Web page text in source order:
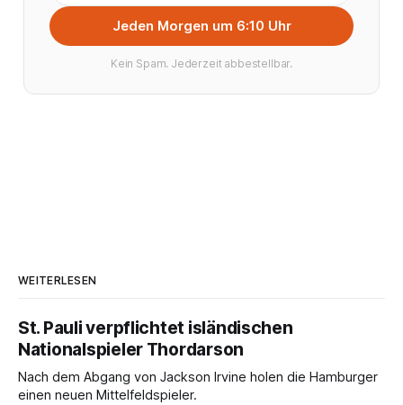
Jeden Morgen um 6:10 Uhr
Kein Spam. Jederzeit abbestellbar.
WEITERLESEN
St. Pauli verpflichtet isländischen
Nationalspieler Thordarson
Nach dem Abgang von Jackson Irvine holen die Hamburger
einen neuen Mittelfeldspieler.